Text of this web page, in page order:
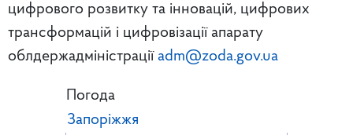
цифрового розвитку та інновацій, цифрових
трансформацій і цифровізації апарату
облдержадміністрації adm@zoda.gov.ua
Погода
Запоріжжя